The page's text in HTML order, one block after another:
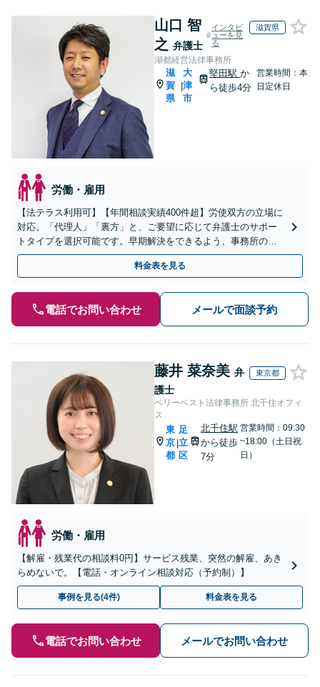
山口 智
之 弁護士
インタビ
ューを見
る
滋賀県
湖都経営法律事務所
滋
賀
県
|
大
津
市
堅田駅か
ら徒歩4分
営業時間：本
日定休日
労働・雇用
【法テラス利用可】【年間相談実績400件超】労使双方の立場に
対応。「代理人」「裏方」と、ご要望に応じて弁護士のサポー
トタイプを選択可能です。早期解決をできるよう、事務所の知
見を活かしアドバイスいたします【堅田駅4分】【無料駐車場あ
料金表を見る
電話でお問い合わせ メールで面談予約
藤井 菜奈美 弁
護士
東京都
ベリーベスト法律事務所 北千住オフィ
ス
東
京
都
足
立
区
北千住駅
から徒歩
7分
営業時間：09:30
~18:00（土日祝
日）
労働・雇用
【解雇・残業代の相談料0円】サービス残業、突然の解雇、あき
らめないで。【電話・オンライン相談対応（予約制）】
事例を見る(4件) 料金表を見る
電話でお問い合わせ メールでお問い合わせ